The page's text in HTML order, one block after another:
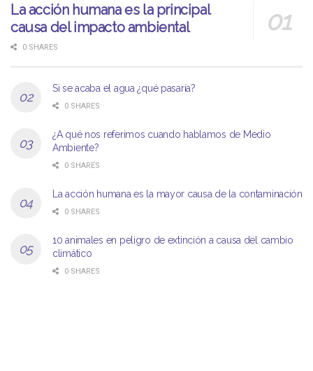
La acción humana es la principal
causa del impacto ambiental
0 SHARES
Si se acaba el agua ¿qué pasaría?
0 SHARES
¿A qué nos referimos cuando hablamos de Medio
Ambiente?
0 SHARES
La acción humana es la mayor causa de la contaminación
0 SHARES
10 animales en peligro de extinción a causa del cambio
climático
0 SHARES